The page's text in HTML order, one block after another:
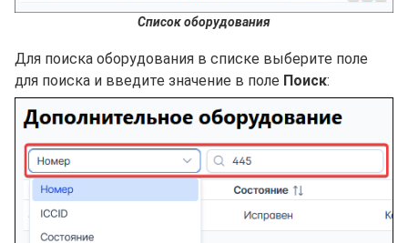
Список оборудования
Для поиска оборудования в списке выберите поле
для поиска и введите значение в поле Поиск: